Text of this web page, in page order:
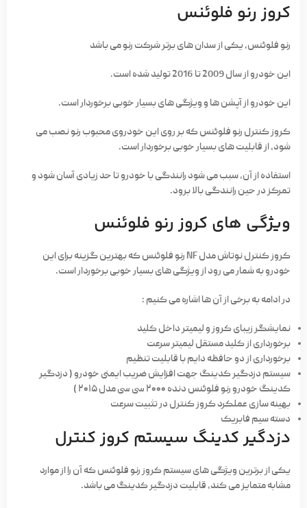
کروز رنو فلوئنس
رنو فلوئنس، یکی از سدان های برتر شرکت رنو می باشد
این خودرو از سال 2009 تا 2016 تولید شده است.
این خودرو از آپشن ها و ویژگی های بسیار خوبی برخوردار است.
کروز کنترل رنو فلوئنس که بر روی این خودروی محبوب رنو نصب می
شود، از قابلیت های بسیار خوبی برخوردار است.
استفاده از آن، سبب می شود رانندگی با خودرو تا حد زیادی آسان شود و
تمرکز در حین رانندگی بالا برود.
ویژگی های کروز رنو فلوئنس
کروز کنترل نوتاش مدل NF رنو فلوئنس که بهترین گزینه برای این
خودرو به شمار می رود از ویژگی های بسیار خوبی برخوردار است.
در ادامه به برخی از آن ها اشاره می کنیم :
نمایشگر زیبای کروز و لیمیتر داخل کلید
برخورداری از کلید مستقل لیمیتر سرعت
برخورداری از دو حافظه دایم با قابلیت تنظیم
سیستم دزدگیر کدینگ جهت افزایش ضریب ایمنی خودرو ( دزدگیر
کدینگ خودرو رنو فلوئنس دنده ۲۰۰۰ سی سی مدل ۲۰۱۵ )
بهینه سازی عملکرد کروز کنترل در تثبیت سرعت
دسته سیم فابریک
دزدگیر کدینگ سیستم کروز کنترل
یکی از برترین ویژگی های سیستم کروز رنو فلوئنس که آن را از موارد
مشابه متمایز می کند، قابلیت دزدگیر کدینگ می باشد.